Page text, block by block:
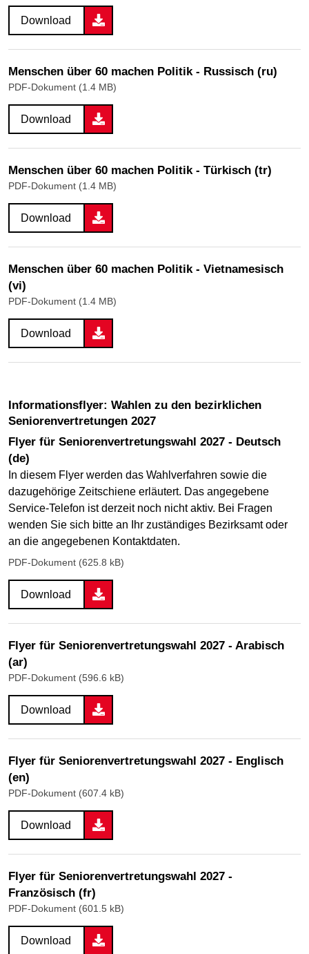
Download
Menschen über 60 machen Politik - Russisch (ru)
PDF-Dokument (1.4 MB)
Download
Menschen über 60 machen Politik - Türkisch (tr)
PDF-Dokument (1.4 MB)
Download
Menschen über 60 machen Politik - Vietnamesisch
(vi)
PDF-Dokument (1.4 MB)
Download
Informationsflyer: Wahlen zu den bezirklichen
Seniorenvertretungen 2027
Flyer für Seniorenvertretungswahl 2027 - Deutsch
(de)
In diesem Flyer werden das Wahlverfahren sowie die
dazugehörige Zeitschiene erläutert. Das angegebene
Service-Telefon ist derzeit noch nicht aktiv. Bei Fragen
wenden Sie sich bitte an Ihr zuständiges Bezirksamt oder
an die angegebenen Kontaktdaten.
PDF-Dokument (625.8 kB)
Download
Flyer für Seniorenvertretungswahl 2027 - Arabisch
(ar)
PDF-Dokument (596.6 kB)
Download
Flyer für Seniorenvertretungswahl 2027 - Englisch
(en)
PDF-Dokument (607.4 kB)
Download
Flyer für Seniorenvertretungswahl 2027 -
Französisch (fr)
PDF-Dokument (601.5 kB)
Download